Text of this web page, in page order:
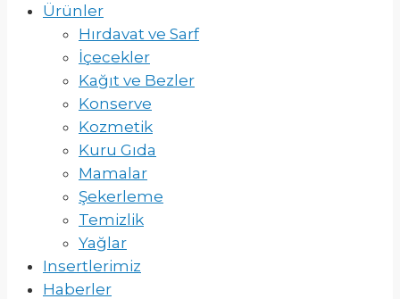
Ürünler
Hırdavat ve Sarf
İçecekler
Kağıt ve Bezler
Konserve
Kozmetik
Kuru Gıda
Mamalar
Şekerleme
Temizlik
Yağlar
Insertlerimiz
Haberler